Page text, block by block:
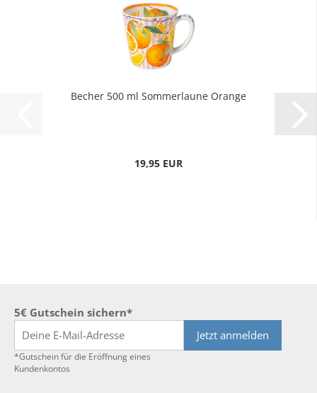
Becher 500 ml Sommerlaune Orange
19,95 EUR
5€ Gutschein sichern*
Jetzt anmelden
*Gutschein für die Eröffnung eines
Kundenkontos